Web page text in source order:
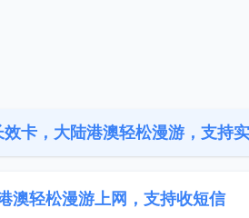
卡，大陆港澳轻松漫游，支持
澳轻松漫游上网，支持收短信